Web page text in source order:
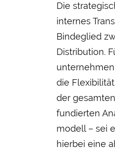
Die
internes
Binde­glied
Distribution.
die
der
fundierten
modell – sei
hierbei eine